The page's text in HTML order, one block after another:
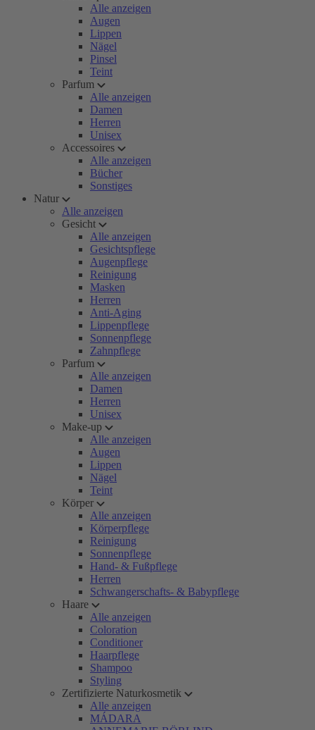
Alle anzeigen
Augen
Lippen
Nägel
Pinsel
Teint
Parfum
Alle anzeigen
Damen
Herren
Unisex
Accessoires
Alle anzeigen
Bücher
Sonstiges
Natur
Alle anzeigen
Gesicht
Alle anzeigen
Gesichtspflege
Augenpflege
Reinigung
Masken
Herren
Anti-Aging
Lippenpflege
Sonnenpflege
Zahnpflege
Parfum
Alle anzeigen
Damen
Herren
Unisex
Make-up
Alle anzeigen
Augen
Lippen
Nägel
Teint
Körper
Alle anzeigen
Körperpflege
Reinigung
Sonnenpflege
Hand- & Fußpflege
Herren
Schwangerschafts- & Babypflege
Haare
Alle anzeigen
Coloration
Conditioner
Haarpflege
Shampoo
Styling
Zertifizierte Naturkosmetik
Alle anzeigen
MÁDARA